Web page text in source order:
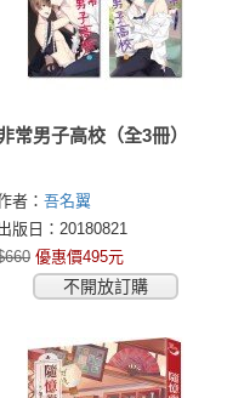
常男子高校（全3冊）
者： 吾名翼
版日：20180821
優惠價495元
不開放訂購